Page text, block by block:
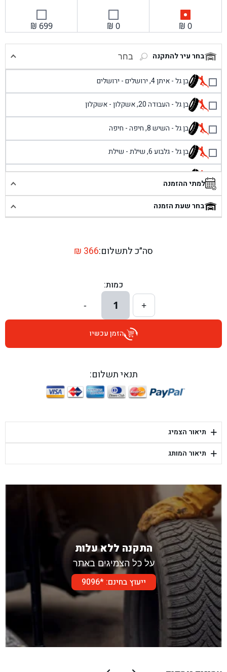
₪ 0
₪ 0
₪ 699
בחר עיר להתקנה בחר
בן גל - איתן 4, ירושלים - ירושלים
בן גל - העבודה 20, אשקלון - אשקלון
בן גל - השיש 8, חיפה - חיפה
בן גל - גלבוע 6, שילת - שילת
בן גל - פוריידיס, כניסה צפונית מול כביש 4 - פרדיס
בן גל - שכונת אזור תעשייה זעירה, עיילבון - עיילבון
בן גל - דרך השבעה 20, אזור - אזור
בן גל - הרצל 6, גדרה - גדרה
בן גל - שדרות דוד בן גוריון 8, באר שבע - באר שבע
בן גל - היובלים 26, הוד השרון - הוד השרון
בן גל - יפת 88, תל אביב יפו - תל אביב
בן גל - דור אלון הר טוב - בית שמש
למתי ההזמנה
בחר שעת הזמנה
סה״כ לתשלום: ₪ 366
כמות:
+
1
-
הזמן עכשיו
תנאי תשלום:
+ תיאור הצמיג
+ תיאור המותג
התקנה ללא עלות
על כל הצמיגים באתר
ייעוץ בחינם: *9096